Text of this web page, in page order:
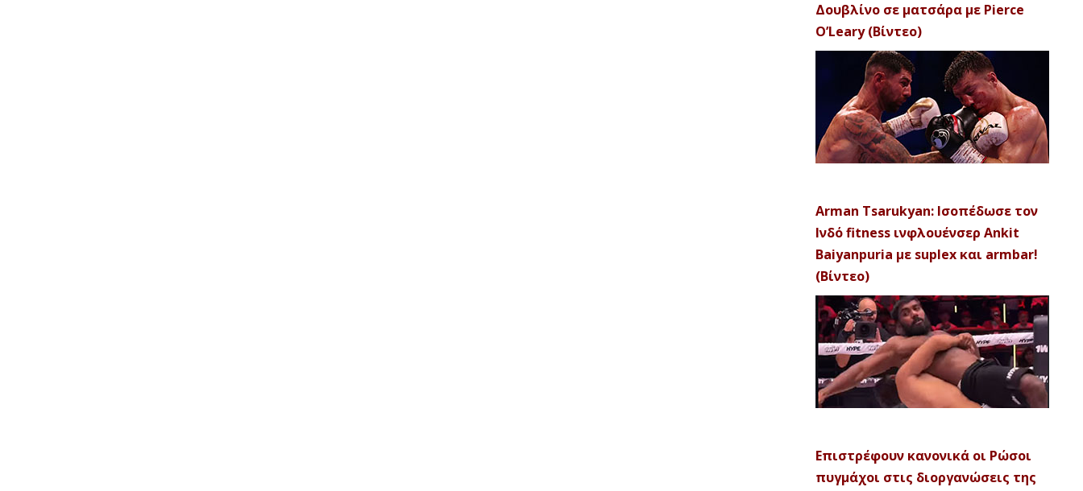
Δουβλίνο σε ματσάρα με Pierce
O’Leary (Βίντεο)
Arman Tsarukyan: Ισοπέδωσε τον
Ινδό fitness ινφλουένσερ Ankit
Baiyanpuria με suplex και armbar!
(Βίντεο)
Επιστρέφουν κανονικά οι Ρώσοι
πυγμάχοι στις διοργανώσεις της